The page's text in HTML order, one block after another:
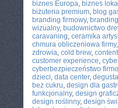
biznes Europa, biznes
biżuteria premium, blog
branding firmowy,
wizualny, budownictwo
caravaning, ceramika
chmura obliczeniowa firmy,
zdrowia, cold brew,
customer experience,
cyberbezpieczeństwo
dzieci, data center,
bez cukru, design dla
funkcjonalny, design
design roślinny, design